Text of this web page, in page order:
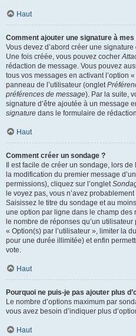
Haut
Comment ajouter une signature à
Vous devez d’abord créer une
Une fois créée, vous pouvez cocher
rédaction de message. Vous pouvez
tous vos messages en activant l’option
panneau de l’utilisateur (onglet
préférences de message). Par la suite,
signature d’être ajoutée à un message
signature dans le formulaire de
Haut
Comment créer un sondage ?
Il est facile de créer un sondage, lors
la modification du premier message
permissions), cliquez sur l’onglet
le voyez pas, vous n’avez
Saisissez le titre du sondage et au
une option par ligne dans le champ
le nombre de réponses qu’un
« Option(s) par l’utilisateur », limiter la
pour une durée illimitée) et enfin
vote.
Haut
Pourquoi ne puis-je pas ajouter plus
Le nombre d’options maximum par
vous avez besoin d’indiquer plus
Haut